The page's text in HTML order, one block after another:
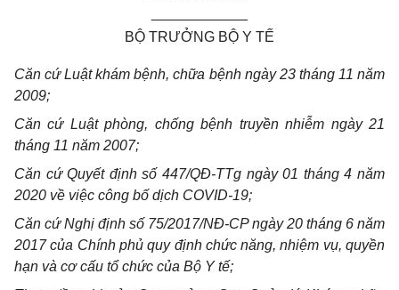
BỘ TRƯỞNG BỘ Y TẾ
Căn cứ Luật khám bệnh, chữa bệnh ngày 23 tháng 11 năm
2009;
Căn cứ Luật phòng, chống bệnh truyền nhiễm ngày 21
tháng 11 năm 2007;
Căn cứ Quyết định số 447/QĐ-TTg ngày 01 tháng 4 năm
2020 về việc công bố dịch COVID-19;
Căn cứ Nghị định số 75/2017/NĐ-CP ngày 20 tháng 6 năm
2017 của Chính phủ quy định chức năng, nhiệm vụ, quyền
hạn và cơ cấu tổ chức của Bộ Y tế;